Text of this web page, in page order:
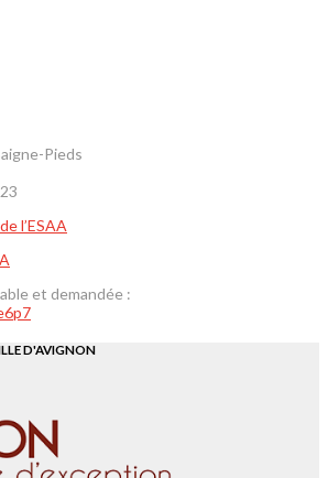
Pieds
l’ESAA
et demandée :
D'AVIGNON